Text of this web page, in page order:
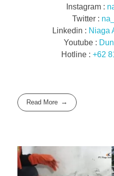
Instagram :
Twitter :
Linkedin : Niaga
Youtube :
Hotline : +62
Read More